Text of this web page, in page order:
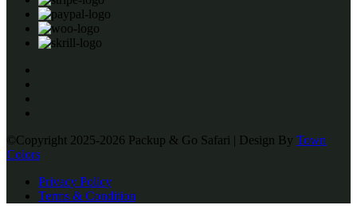
©Copyright 2025-2026 Packup & Go Safari | Design By Town
Colors
Privacy Policy
Terms & Condition